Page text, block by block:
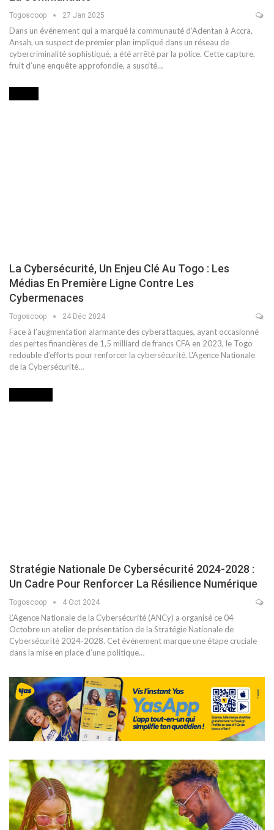
Togoscoop 27 Jan 2025
Dans un événement qui a marqué la communauté d’Adentan à Accra,
Ansah, un suspect de premier plan impliqué dans un réseau de
cybercriminalité sophistiqué, a été arrêté par la police. Cette capture,
fruit d’une enquête approfondie, a suscité…
La Cybersécurité, Un Enjeu Clé Au Togo : Les
Médias En Première Ligne Contre Les
Cybermenaces
Togoscoop 24 Déc 2024
Face à l’augmentation alarmante des cyberattaques, ayant occasionné
des pertes financières de 1,5 milliard de francs CFA en 2023, le Togo
redouble d’efforts pour renforcer la cybersécurité. L'Agence Nationale
de la Cybersécurité…
Stratégie Nationale De Cybersécurité 2024-2028 :
Un Cadre Pour Renforcer La Résilience Numérique
Togoscoop 4 Oct 2024
L’Agence Nationale de la Cybersécurité (ANCy) a organisé ce 04
Octobre un atelier de présentation de la Stratégie Nationale de
Cybersécurité 2024-2028. Cet événement marque une étape cruciale
dans la mise en place d’une politique…